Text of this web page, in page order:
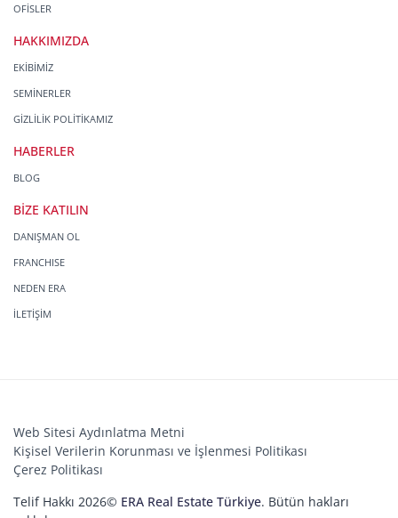
OFİSLER
HAKKIMIZDA
EKİBİMİZ
SEMİNERLER
GİZLİLİK POLİTİKAMIZ
HABERLER
BLOG
BİZE KATILIN
DANIŞMAN OL
FRANCHISE
NEDEN ERA
İLETİŞİM
Web Sitesi Aydınlatma Metni
Kişisel Verilerin Korunması ve İşlenmesi Politikası
Çerez Politikası
Telif Hakkı 2026© ERA Real Estate Türkiye. Bütün hakları